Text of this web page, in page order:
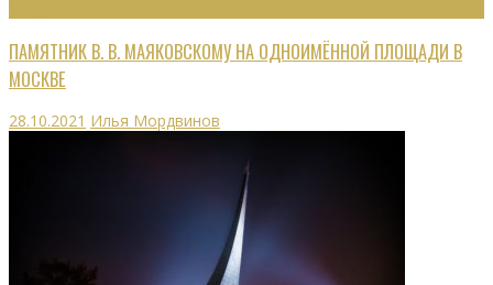
ПАМЯТНИК В. В. МАЯКОВСКОМУ НА ОДНОИМЁННОЙ ПЛОЩАДИ В
МОСКВЕ
28.10.2021 Илья Мордвинов